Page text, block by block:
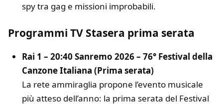
spy tra gag e missioni improbabili.
Programmi TV Stasera prima serata
Rai 1 – 20:40 Sanremo 2026 – 76° Festival della
Canzone Italiana (Prima serata)
La rete ammiraglia propone l’evento musicale
più atteso dell’anno: la prima serata del Festival